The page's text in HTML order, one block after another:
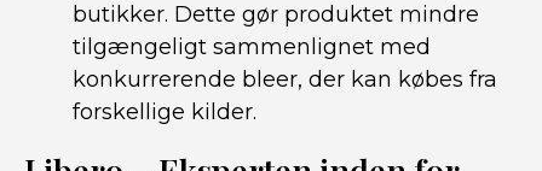
butikker. Dette gør produktet mindre
tilgængeligt sammenlignet med
konkurrerende bleer, der kan købes fra
forskellige kilder.